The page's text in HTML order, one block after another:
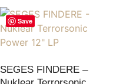
Save
SEGES FINDERE –